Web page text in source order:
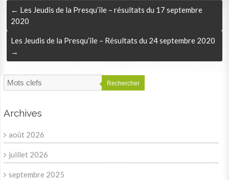
← Les Jeudis de la Presqu’île – résultats du 17 septembre
2020
Les Jeudis de la Presqu’île – Résultats du 24 septembre 2020
→
Rechercher
Archives
août 2026
juillet 2026
septembre 2025